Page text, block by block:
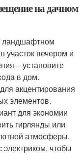
на дачном
ландшафтном
участок вечером и
– установите
в дом.
акцентирования
элементов.
для экономии
гирлянды или
атмосферы.
электриком, чтобы